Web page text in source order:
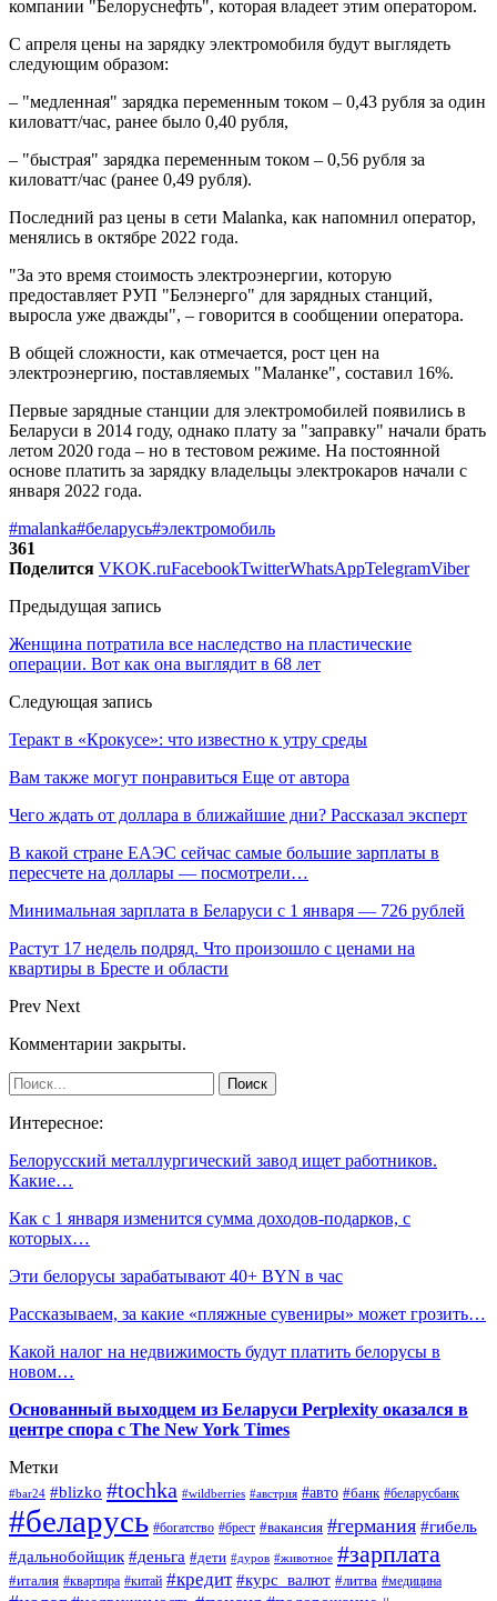
компании "Белоруснефть", которая владеет этим оператором.
С апреля цены на зарядку электромобиля будут выглядеть
следующим образом:
– "медленная" зарядка переменным током – 0,43 рубля за один
киловатт/час, ранее было 0,40 рубля,
– "быстрая" зарядка переменным током – 0,56 рубля за
киловатт/час (ранее 0,49 рубля).
Последний раз цены в сети Malanka, как напомнил оператор,
менялись в октябре 2022 года.
"За это время стоимость электроэнергии, которую
предоставляет РУП "Белэнерго" для зарядных станций,
выросла уже дважды", – говорится в сообщении оператора.
В общей сложности, как отмечается, рост цен на
электроэнергию, поставляемых "Маланке", составил 16%.
Первые зарядные станции для электромобилей появились в
Беларуси в 2014 году, однако плату за "заправку" начали брать
летом 2020 года – но в тестовом режиме. На постоянной
основе платить за зарядку владельцы электрокаров начали с
января 2022 года.
#malanka#беларусь#электромобиль
361
Поделится VKOK.ruFacebookTwitterWhatsAppTelegramViber
Предыдущая запись
Женщина потратила все наследство на пластические
операции. Вот как она выглядит в 68 лет
Следующая запись
Теракт в «Крокусе»: что известно к утру среды
Вам также могут понравиться Еще от автора
Чего ждать от доллара в ближайшие дни? Рассказал эксперт
В какой стране ЕАЭС сейчас самые большие зарплаты в
пересчете на доллары — посмотрели…
Минимальная зарплата в Беларуси с 1 января — 726 рублей
Растут 17 недель подряд. Что произошло с ценами на
квартиры в Бресте и области
Prev Next
Комментарии закрыты.
Интересное:
Белорусский металлургический завод ищет работников.
Какие…
Как с 1 января изменится сумма доходов-подарков, с
которых…
Эти белорусы зарабатывают 40+ BYN в час
Рассказываем, за какие «пляжные сувениры» может грозить…
Какой налог на недвижимость будут платить белорусы в
новом…
Основанный выходцем из Беларуси Perplexity оказался в
центре спора с The New York Times
Метки
#bar24 #blizko #tochka #wildberries #австрия #авто #банк #беларусбанк
#беларусь #богатство #брест #вакансия #германия #гибель
#дальнобойщик #деньга #дети #дуров #животное #зарплата
#италия #квартира #китай #кредит #курс_валют #литва #медицина